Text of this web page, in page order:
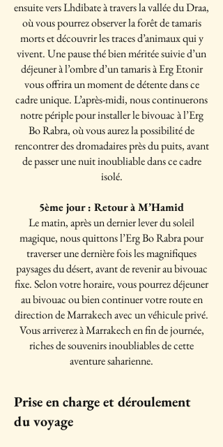
ensuite vers Lhdibate à travers la vallée du Draa,
où vous pourrez observer la forêt de tamaris
morts et découvrir les traces d’animaux qui y
vivent. Une pause thé bien méritée suivie d’un
déjeuner à l’ombre d’un tamaris à Erg Etonir
vous offrira un moment de détente dans ce
cadre unique. L’après-midi, nous continuerons
notre périple pour installer le bivouac à l’Erg
Bo Rabra, où vous aurez la possibilité de
rencontrer des dromadaires près du puits, avant
de passer une nuit inoubliable dans ce cadre
isolé.
5ème jour : Retour à M’Hamid
Le matin, après un dernier lever du soleil
magique, nous quittons l’Erg Bo Rabra pour
traverser une dernière fois les magnifiques
paysages du désert, avant de revenir au bivouac
fixe. Selon votre horaire, vous pourrez déjeuner
au bivouac ou bien continuer votre route en
direction de Marrakech avec un véhicule privé.
Vous arriverez à Marrakech en fin de journée,
riches de souvenirs inoubliables de cette
aventure saharienne.
Prise en charge et déroulement
du voyage